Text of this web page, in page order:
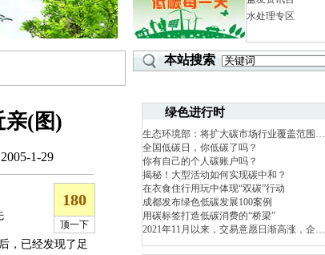
水处理专区
本站搜索
亲(图)
1-29
，已经发现了足
绿色进行时
生态环境部：将扩大碳市场行业覆盖范围…
全国低碳日，你低碳了吗？
你有自己的个人碳账户吗？
揭秘！大型活动如何实现碳中和？
在衣食住行用玩中体现“双碳”行动
成都发布绿色低碳发展100案例
用碳标签打造低碳消费的“桥梁”
2021年11月以来，交易意愿日渐高涨，企…